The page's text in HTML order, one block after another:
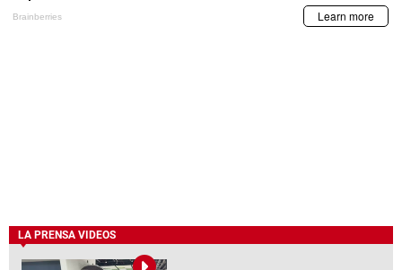
LA PRENSA VIDEOS